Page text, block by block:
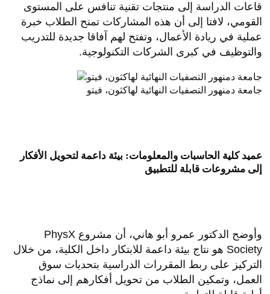
قاعات الدراسة إلى منتجات تقنية تنافس على المستوى
القومي، لافتا إلى أن هذه المشاركات تمنح الطلاب خبرة
عملية في ريادة الأعمال، وتفتح لهم آفاقا جديدة للتدريب
والتوظيف في كبرى الشركات التكنولوجية.
جامعة دمنهور التصفيات النهائية لهاكثون، فيتو
عميد كلية الحاسبات والمعلومات: بيئة داعمة لتحويل الأفكار
إلى مشروعات قابلة للتطبيق
وأوضح الدكتور عمرو أبو هاني، أن مشروع PhysX
Society هو نتاج بيئة داعمة للابتكار داخل الكلية، من خلال
التركيز على ربط المقررات الدراسية بتحديات سوق
العمل، وتمكين الطلاب من تحويل أفكارهم إلى نماذج